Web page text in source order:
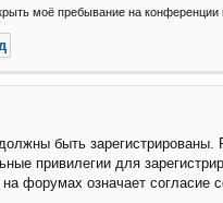
моё пребывание на конференции
быть зарегистрированы.
привилегии для
форумах означает согласие